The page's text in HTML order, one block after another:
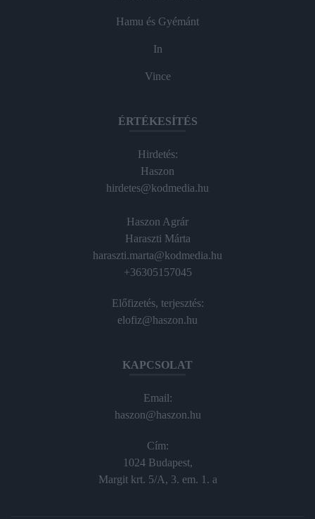
Hamu és Gyémánt
In
Vince
ÉRTÉKESÍTÉS
Hirdetés:
Haszon
hirdetes@kodmedia.hu
Haszon Agrár
Haraszti Márta
haraszti.marta@kodmedia.hu
+36305157045
Előfizetés, terjesztés:
elofiz@haszon.hu
KAPCSOLAT
Email:
haszon@haszon.hu
Cím:
1024 Budapest,
Margit krt. 5/A, 3. em. 1. a